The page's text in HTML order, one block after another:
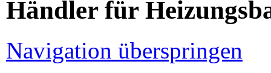
Händler für
Navigation überspringen